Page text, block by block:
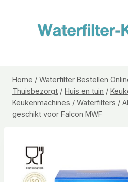
Home / Waterfilter Bestellen
Thuisbezorgt / Huis en tuin /
Keukenmachines / Waterfilters /
geschikt voor Falcon MWF